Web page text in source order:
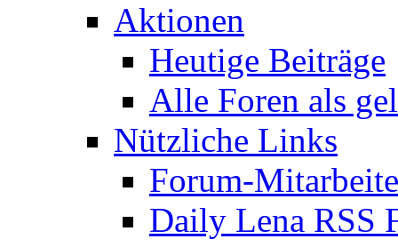
Aktionen
Heutige Beiträge
Alle Foren als
Nützliche Links
Forum-
Daily Lena RSS